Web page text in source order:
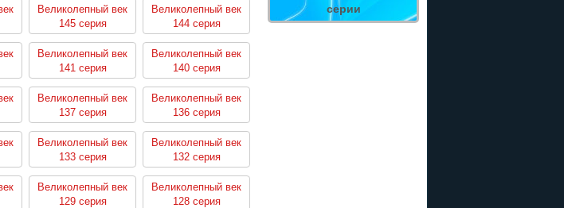
серии
Великолепный век
145 серия
Великолепный век
144 серия
Великолепный век
141 серия
Великолепный век
140 серия
Великолепный век
137 серия
Великолепный век
136 серия
Великолепный век
133 серия
Великолепный век
132 серия
Великолепный век
129 серия
Великолепный век
128 серия